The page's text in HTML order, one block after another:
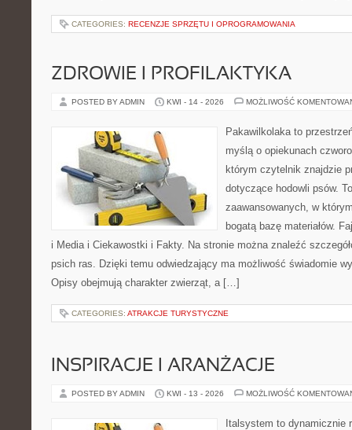
CATEGORIES: RECENZJE SPRZĘTU I OPROGRAMOWANIA
ZDROWIE I PROFILAKTYKA
POSTED BY ADMIN KWI - 14 - 2026 MOŻLIWOŚĆ
Pakawilkolaka to
myślą o opiekunach
którym czytelnik znajdzie
dotyczące hodowli psów.
zaawansowanych, w
bogatą bazę materiałów.
i Media i Ciekawostki i Fakty. Na stronie można znaleźć
psich ras. Dzięki temu odwiedzający ma możliwość świadomie
Opisy obejmują charakter zwierząt, a […]
CATEGORIES: ATRAKCJE TURYSTYCZNE
INSPIRACJE I ARANŻACJE
POSTED BY ADMIN KWI - 13 - 2026 MOŻLIWOŚĆ
Italsystem to dynamicznie